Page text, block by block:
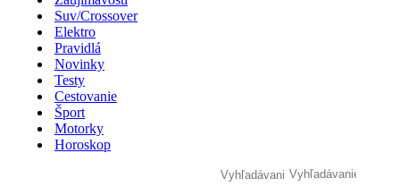
Suv/Crossover
Elektro
Pravidlá
Novinky
Testy
Cestovanie
Šport
Motorky
Horoskop